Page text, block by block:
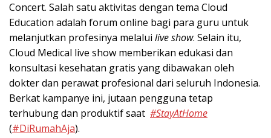
Concert. Salah satu aktivitas dengan tema Cloud
Education adalah forum online bagi para guru untuk
melanjutkan profesinya melalui live show. Selain itu,
Cloud Medical live show memberikan edukasi dan
konsultasi kesehatan gratis yang dibawakan oleh
dokter dan perawat profesional dari seluruh Indonesia.
Berkat kampanye ini, jutaan pengguna tetap
terhubung dan produktif saat #StayAtHome
(#DiRumahAja).